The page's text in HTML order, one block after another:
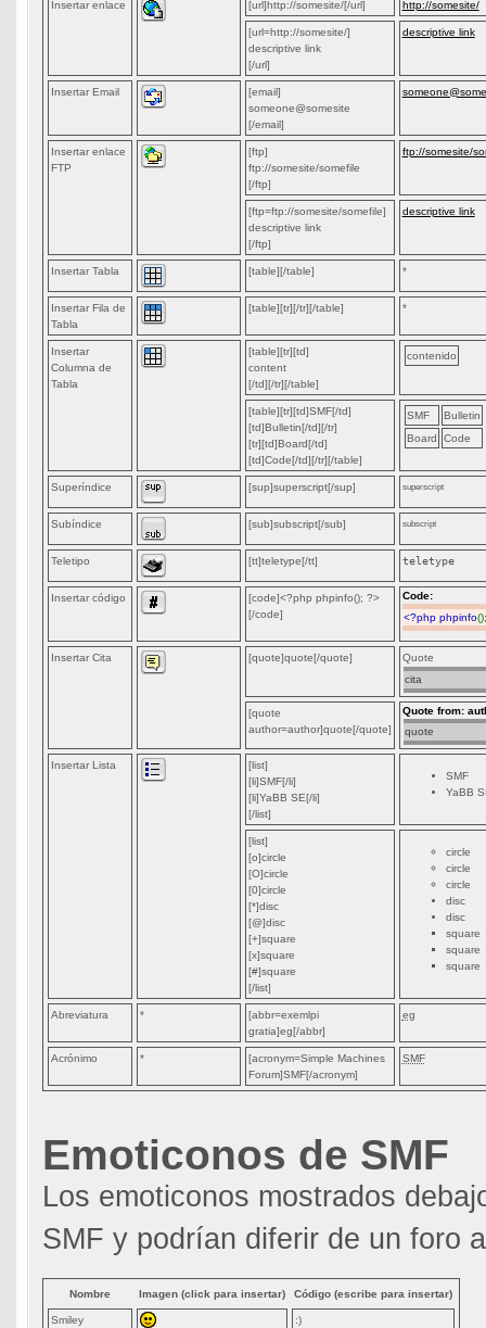
Insertar enlace [url]http://somesite/[/url] http://somesite/
[url=http://somesite/]
descriptive link
[/url]
descriptive link
Insertar Email
[email]
someone@somesite
[/email]
Insertar enlace
FTP
[ftp]
ftp://somesite/somefile
[/ftp]
ftp://somesite/
[ftp=ftp://somesite/somefile]
descriptive link
[/ftp]
descriptive link
Insertar Tabla [table][/table] *
Insertar Fila de
Tabla
[table][tr][/tr][/table] *
Insertar
Columna de
Tabla
[table][tr][td]
content
[/td][/tr][/table]
contenido
[table][tr][td]SMF[/td]
[td]Bulletin[/td][/tr]
[tr][td]Board[/td]
[td]Code[/td][/tr][/table]
SMF
Bulletin
Board
Code
Superíndice [sup]superscript[/sup] superscript
Subíndice [sub]subscript[/sub] subscript
Teletipo [tt]teletype[/tt] teletype
Insertar código
[code]<?php phpinfo(); ?>
[/code]
Code:
<?php phpinfo
Insertar Cita [quote]quote[/quote]
Quote
cita
[quote
author=author]quote[/quote]
Quote from:
quote
Insertar Lista
[list]
[li]SMF[/li]
[li]YaBB SE[/li]
[/list]
SMF
YaBB
[list]
[o]circle
[O]circle
[0]circle
[*]disc
[@]disc
[+]square
[x]square
[#]square
[/list]
circle
circle
circle
disc
disc
square
square
square
Abreviatura *
[abbr=exemlpi
gratia]eg[/abbr]
eg
Acrónimo *
[acronym=Simple Machines
Forum]SMF[/acronym]
SMF
Emoticonos de SMF
Los emoticonos mostrados
SMF y podrían diferir de un foro
Nombre Imagen (click para insertar) Código (escribe para insertar)
Smiley :)